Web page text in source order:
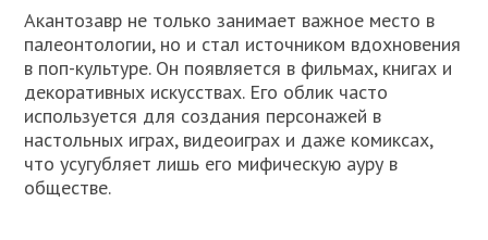
Акантозавр не только занимает важное место в
палеонтологии, но и стал источником вдохновения
в поп-культуре. Он появляется в фильмах, книгах и
декоративных искусствах. Его облик часто
используется для создания персонажей в
настольных играх, видеоиграх и даже комиксах,
что усугубляет лишь его мифическую ауру в
обществе.